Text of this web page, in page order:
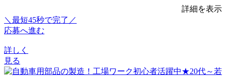
詳細を表示
＼最短45秒で完了／
応募へ進む
詳しく
見る